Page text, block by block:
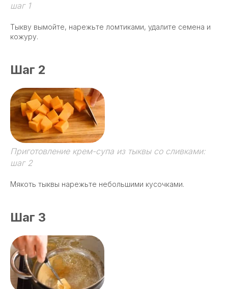
шаг 1
Тыкву вымойте, нарежьте ломтиками, удалите семена и
кожуру.
Шаг 2
Приготовление крем-супа из тыквы со сливками:
шаг 2
Мякоть тыквы нарежьте небольшими кусочками.
Шаг 3